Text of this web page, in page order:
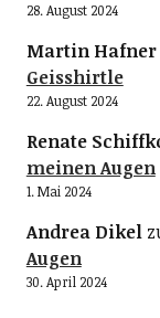
28. August 2024
Martin Hafner
Geisshirtle
22. August 2024
Renate
meinen Augen
1. Mai 2024
Andrea Dikel
Augen
30. April 2024